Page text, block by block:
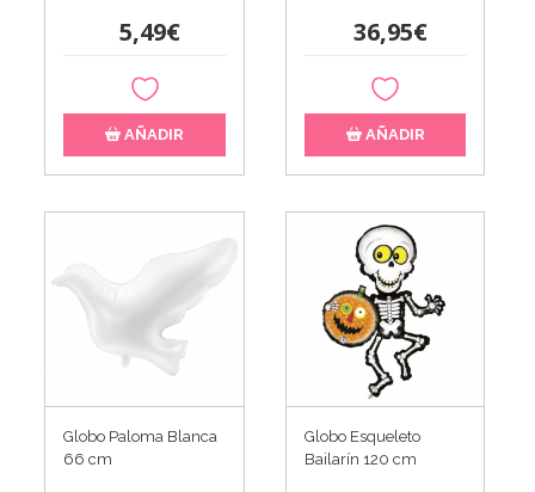
5,49€
AÑADIR
36,95€
AÑADIR
Globo Paloma Blanca
66 cm
Globo Esqueleto
Bailarín 120 cm